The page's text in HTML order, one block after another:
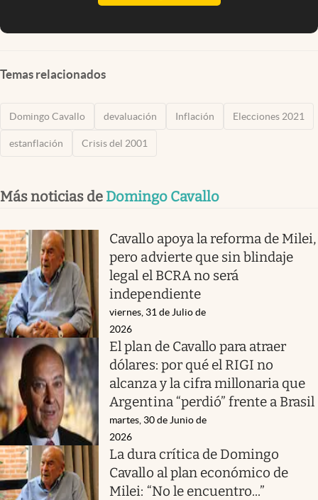
Temas relacionados
Domingo Cavallo devaluación Inflación Elecciones 2021
estanflación Crisis del 2001
Más noticias de Domingo Cavallo
Cavallo apoya la reforma de Milei,
pero advierte que sin blindaje
legal el BCRA no será
independiente
viernes, 31 de Julio de
2026
El plan de Cavallo para atraer
dólares: por qué el RIGI no
alcanza y la cifra millonaria que
Argentina “perdió” frente a Brasil
martes, 30 de Junio de
2026
La dura crítica de Domingo
Cavallo al plan económico de
Milei: “No le encuentro...”